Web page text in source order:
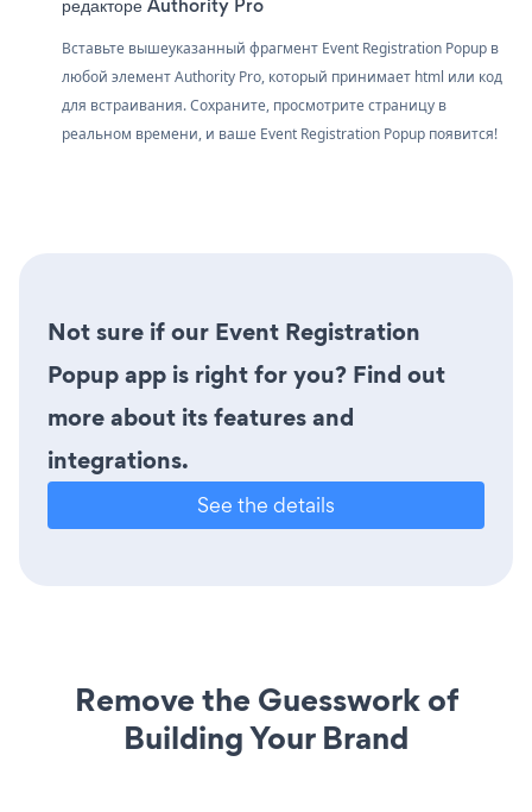
Вставьте вышеуказанный фрагмент Event Registration Popup в
любой элемент Authority Pro, который принимает html или код
для встраивания. Сохраните, просмотрите страницу в
реальном времени, и ваше Event Registration Popup появится!
Not sure if our Event Registration
Popup app is right for you? Find out
more about its features and
integrations.
See the details
Remove the Guesswork of
Building Your Brand